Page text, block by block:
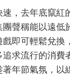
，去年底竄紅
聲稱能以遠低
即可輕鬆兌換
求流行的消費
年節氣氛，以